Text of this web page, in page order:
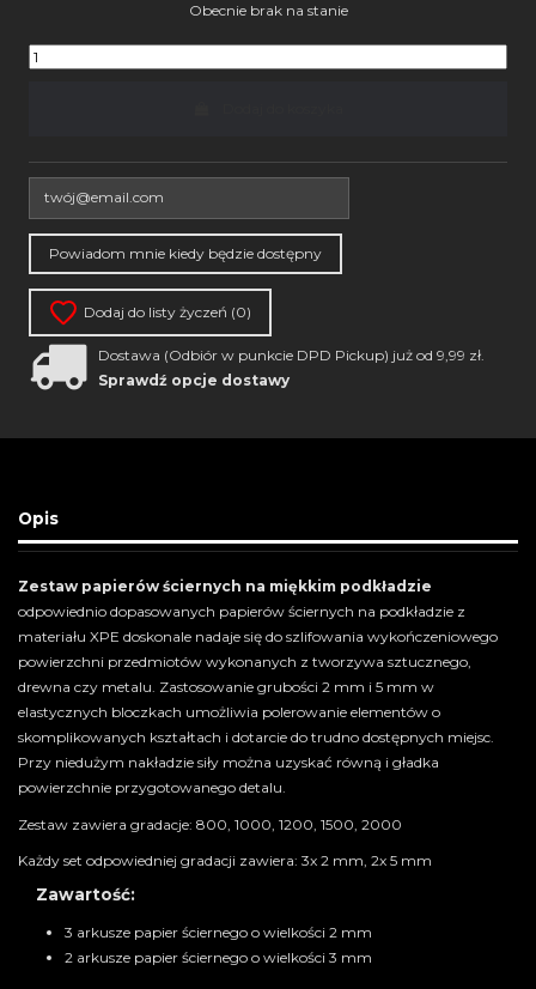
Obecnie brak na stanie
Dodaj do listy życzeń (0)
Dostawa (Odbiór w punkcie DPD Pickup) już od 9,99 zł.
Sprawdź opcje dostawy
Opis
Zestaw papierów ściernych na miękkim podkładzie
odpowiednio dopasowanych papierów ściernych na podkładzie z
materiału XPE doskonale nadaje się do szlifowania wykończeniowego
powierzchni przedmiotów wykonanych z tworzywa sztucznego,
drewna czy metalu. Zastosowanie grubości 2 mm i 5 mm w
elastycznych bloczkach umożliwia polerowanie elementów o
skomplikowanych kształtach i dotarcie do trudno dostępnych miejsc.
Przy niedużym nakładzie siły można uzyskać równą i gładka
powierzchnie przygotowanego detalu.
Zestaw zawiera gradacje: 800, 1000, 1200, 1500, 2000
Każdy set odpowiedniej gradacji zawiera: 3x 2 mm, 2x 5 mm
Zawartość:
3 arkusze papier ściernego o wielkości 2 mm
2 arkusze papier ściernego o wielkości 3 mm